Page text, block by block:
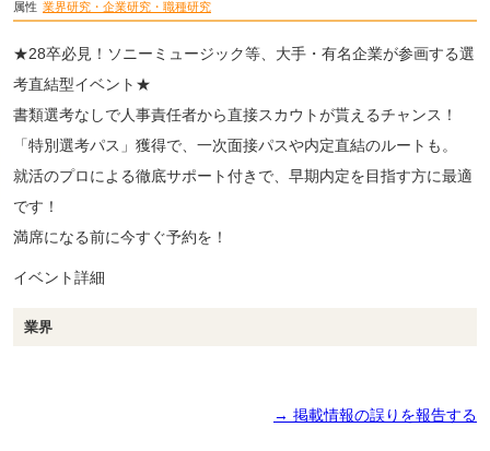
属性 業界研究・企業研究・職種研究
★28卒必見！ソニーミュージック等、大手・有名企業が参画する選
考直結型イベント★
書類選考なしで人事責任者から直接スカウトが貰えるチャンス！
「特別選考パス」獲得で、一次面接パスや内定直結のルートも。
就活のプロによる徹底サポート付きで、早期内定を目指す方に最適
です！
満席になる前に今すぐ予約を！
イベント詳細
業界
→ 掲載情報の誤りを報告する